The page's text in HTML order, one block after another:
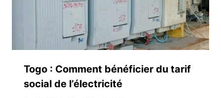
Togo : Comment bénéficier du tarif
social de l’électricité